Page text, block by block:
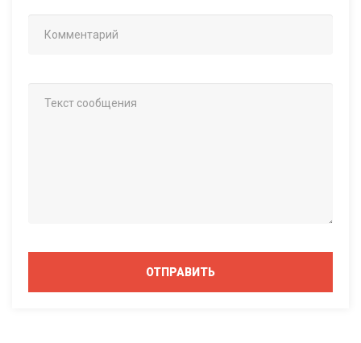
ОТПРАВИТЬ